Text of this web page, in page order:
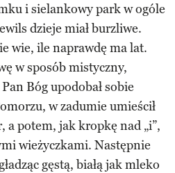
i sielankowy park w ogóle
dzieje miał burzliwe.
wie, ile naprawdę ma lat.
w sposób mistyczny,
Bóg upodobał sobie
w zadumie umieścił
potem, jak kropkę nad „i”,
wieżyczkami. Następnie
gęstą, białą jak mleko